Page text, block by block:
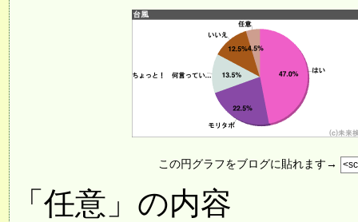
この円グラフをブログに貼れます→
「任意」の内容